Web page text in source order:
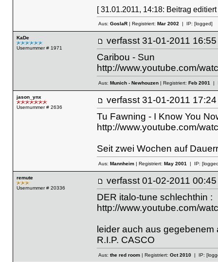
[ 31.01.2011, 14:18: Beitrag
Aus: GoslaR| Registriert: Mar 2002| IP: [logged]
KaDe
Usernummer # 1971
verfasst 31-01-2011
Caribou - Sun
http://www.youtube.com/
Aus: Munich - Newhouzen| Registriert: Feb 2001|
jason_ynx
Usernummer # 2636
verfasst 31-01-2011
Tu Fawning - I Know You
http://www.youtube.com/
Seit zwei Wochen auf
Aus: Mannheim| Registriert: May 2001| IP:
remute
Usernummer # 20336
verfasst 01-02-2011
DER italo-tune schlechthin :
http://www.youtube.com/
leider auch aus gegebenem
R.I.P. CASCO
Aus: the red room| Registriert: Oct 2010| IP: